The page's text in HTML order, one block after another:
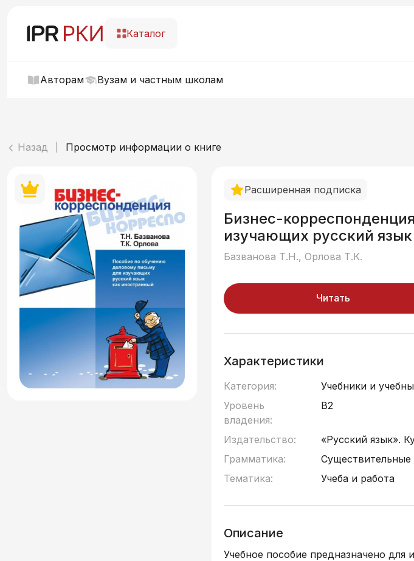
Каталог
Авторам Вузам и частным школам
Назад Просмотр информации о книге
Расширенная подписка
Бизнес-
изучающих русский
Базванова Т.Н., Орлова Т.К.
Читать
Характеристики
Категория: Учебники и
Уровень
владения:
B2
Издательство: «Русский язык».
Грамматика:
Существительные
Тематика:
Учеба и работа
Описание
Учебное пособие предназначено